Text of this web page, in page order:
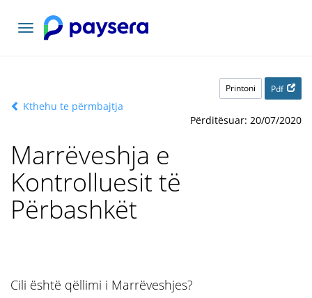
Lundrimi
toggle
Printoni Pdf
Kthehu te përmbajtja
Përditësuar: 20/07/2020
Marrëveshja e
Kontrolluesit të
Përbashkët
Cili është qëllimi i Marrëveshjes?